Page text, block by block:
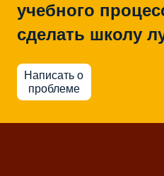
учебного
сделать школу
Написать о
проблеме